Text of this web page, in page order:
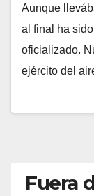
Aunque
al final ha
oficializado.
ejército del
Fuera